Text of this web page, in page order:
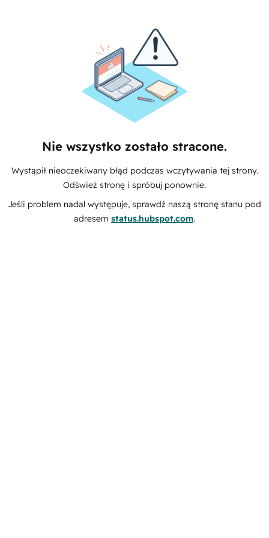
Nie wszystko zostało stracone.
Wystąpił nieoczekiwany błąd podczas wczytywania tej strony.
Odśwież stronę i spróbuj ponownie.
Jeśli problem nadal występuje, sprawdź naszą stronę stanu pod
adresem status.hubspot.com.